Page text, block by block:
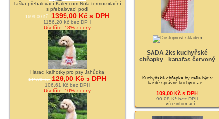
Taška přebalovací Kalencom Nola termoizolační
s přebalovací podl
1699,00 Kč 1399,00 Kč s DPH
1156,20 Kč bez DPH
Ušetříte: 18% z ceny
Hárací kalhotky pro psy Jahůdka
144,00 Kč 129,00 Kč s DPH
106,61 Kč bez DPH
Ušetříte: 10% z ceny
SADA 2ks kuchyňské
chňapky - kanafas červený
Kuchyňská chňapka by měla být v
každé správné kuchyni. Je...
109,00 Kč s DPH
90,08 Kč bez DPH
... více informací